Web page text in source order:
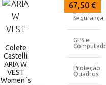
74,99 €
74,99 €
67,50 €
Colete
Castelli
ARIA W
VEST
Women´s
Proteção
e
Segurança
GPS e
Proteção
Quadros